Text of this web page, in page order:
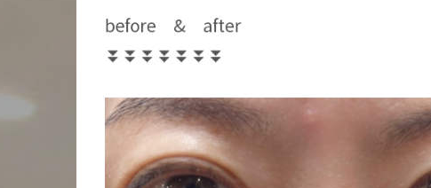
before & after
⏬⏬⏬⏬⏬⏬⏬